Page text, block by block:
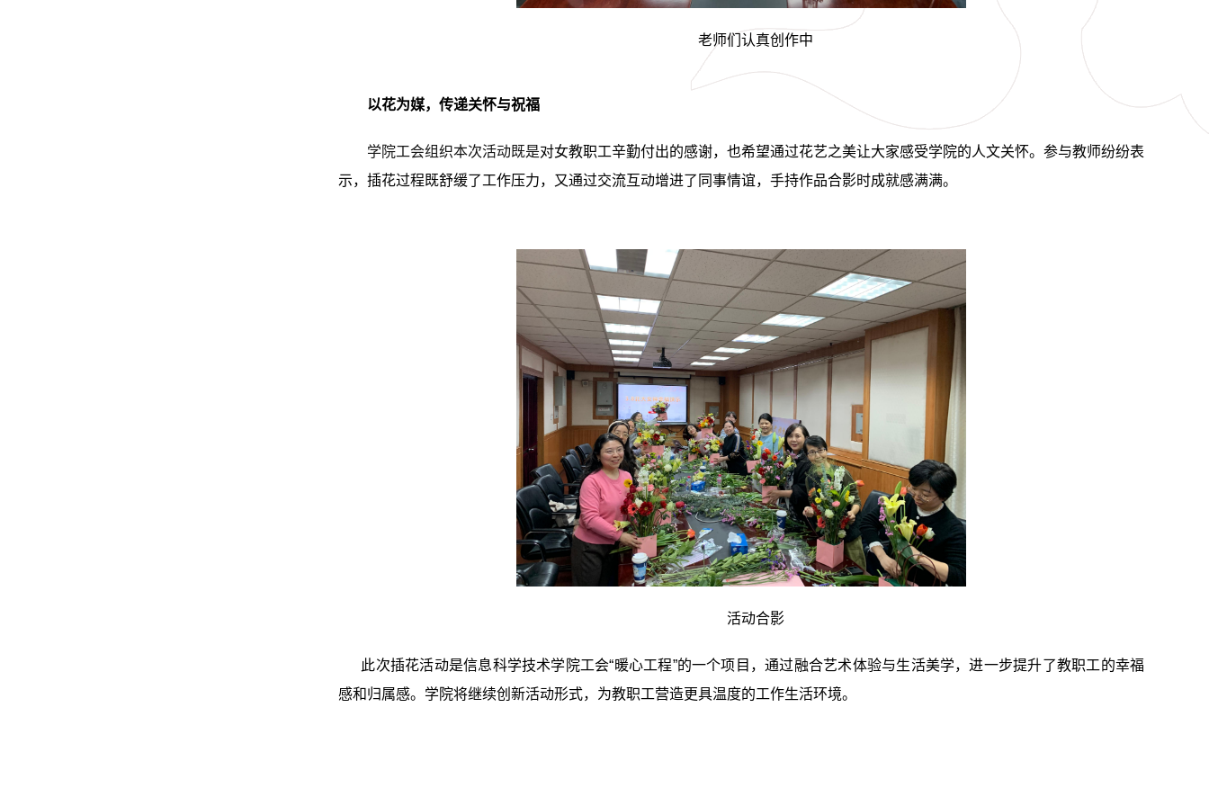
老师们认真创作中
以花为媒，传递关怀与祝福
学院工会组织本次活动既是对女教职工辛勤付出的感谢，也希望通过花艺之美让大家感受学院的人文关怀。参与教师纷纷表
示，插花过程既舒缓了工作压力，又通过交流互动增进了同事情谊，手持作品合影时成就感满满。
活动合影
此次插花活动是信息科学技术学院工会“暖心工程”的一个项目，通过融合艺术体验与生活美学，进一步提升了教职工的幸福
感和归属感。学院将继续创新活动形式，为教职工营造更具温度的工作生活环境。